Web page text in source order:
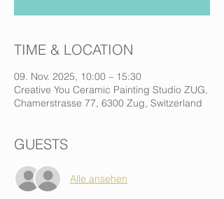
TIME & LOCATION
09. Nov. 2025, 10:00 – 15:30
Creative You Ceramic Painting Studio ZUG,
Chamerstrasse 77, 6300 Zug, Switzerland
GUESTS
Alle ansehen